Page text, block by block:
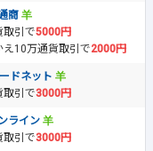
商
取引で5000円
え10万通貨取引で2000円
ドネット
取引で3000円
ライン
取引で3000円